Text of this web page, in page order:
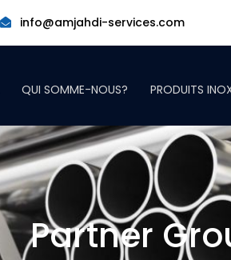
info@amjahdi-services.com
QUI SOMME-NOUS? PRODUITS
Partner